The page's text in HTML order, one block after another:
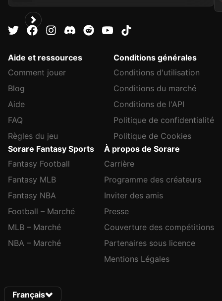
Aide et ressources
Comment jouer
Blog
Aide
FAQ
Règles du jeu
Conditions générales
Conditions d'utilisation
Conditions du marché
Conditions de l'API
Politique de confidentialité
Politique de Cookies
Sorare Fantasy Sports
Fantasy Football
Fantasy MLB
Fantasy NBA
Football – Marché
MLB – Marché
NBA – Marché
À propos de Sorare
Carrière
Programme des créateurs
Inviter des amis
Presse
Couverture des compétitions
Partenaires sous licence
Mentions Légales
Français